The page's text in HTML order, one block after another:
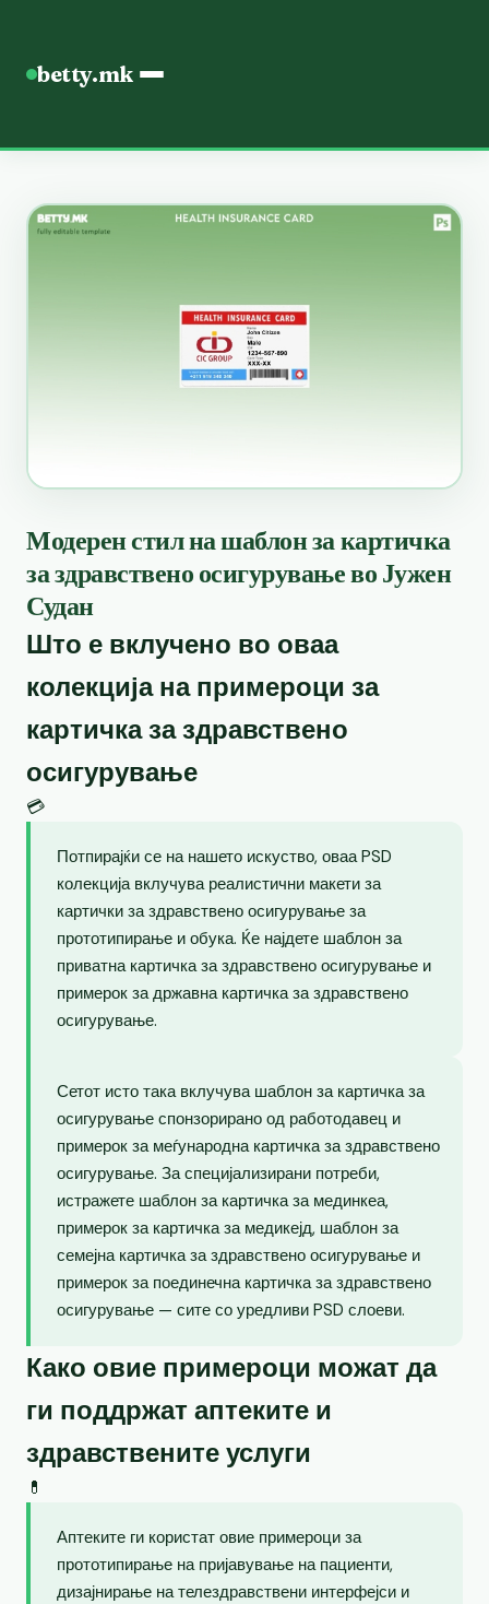
betty.mk
Модерен стил на шаблон за картичка
за здравствено осигурување во Јужен
Судан
Што е вклучено во оваа
колекција на примероци за
картичка за здравствено
осигурување
💳
Потпирајќи се на нашето искуство, оваа PSD
колекција вклучува реалистични макети за
картички за здравствено осигурување за
прототипирање и обука. Ќе најдете шаблон за
приватна картичка за здравствено осигурување и
примерок за државна картичка за здравствено
осигурување.
Сетот исто така вклучува шаблон за картичка за
осигурување спонзорирано од работодавец и
примерок за меѓународна картичка за здравствено
осигурување. За специјализирани потреби,
истражете шаблон за картичка за мединкеа,
примерок за картичка за медикејд, шаблон за
семејна картичка за здравствено осигурување и
примерок за поединечна картичка за здравствено
осигурување — сите со уредливи PSD слоеви.
Како овие примероци можат да
ги поддржат аптеките и
здравствените услуги
💊
Аптеките ги користат овие примероци за
прототипирање на пријавување на пациенти,
дизајнирање на телездравствени интерфејси и